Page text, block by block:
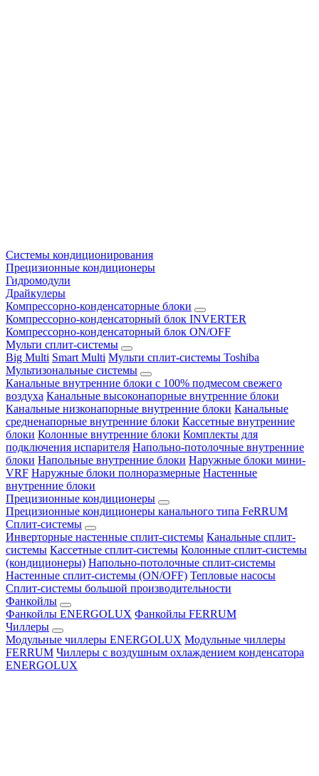
Системы кондиционирования
Прецизионные кондиционеры
Гидромодули
Драйкулеры
Компрессорно-конденсаторные блоки
Компрессорно-конденсаторный блок INVERTER
Компрессорно-конденсаторный блок ON/OFF
Мульти сплит-системы
Big Multi Smart Multi Мульти сплит-системы Toshiba
Мультизональные системы
Канальные внутренние блоки с 100% подмесом свежего
воздуха Канальные высоконапорные внутренние блоки
Канальные низконапорные внутренние блоки Канальные
средненапорные внутренние блоки Кассетные внутренние
блоки Колонные внутренние блоки Комплекты для
подключения испарителя Напольно-потолочные внутренние
блоки Напольные внутренние блоки Наружные блоки мини-
VRF Наружные блоки полноразмерные Настенные
внутренние блоки
Прецизионные кондиционеры
Прецизионные кондиционеры канального типа FeRRUM
Сплит-системы
Инверторные настенные сплит-системы Канальные сплит-
системы Кассетные сплит-системы Колонные сплит-системы
(кондиционеры) Напольно-потолочные сплит-системы
Настенные сплит-системы (ON/OFF) Тепловые насосы
Сплит-системы большой производительности
Фанкойлы
Фанкойлы ENERGOLUX Фанкойлы FERRUM
Чиллеры
Модульные чиллеры ENERGOLUX Модульные чиллеры
FERRUM Чиллеры с воздушным охлаждением конденсатора
ENERGOLUX